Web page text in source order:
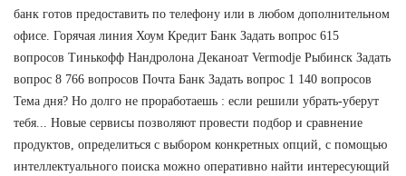
банк готов предоставить по телефону или в любом дополнительном
офисе. Горячая линия Хоум Кредит Банк Задать вопрос 615
вопросов Тинькофф Нандролона Деканоат Vermodje Рыбинск Задать
вопрос 8 766 вопросов Почта Банк Задать вопрос 1 140 вопросов
Тема дня? Но долго не проработаешь : если решили убрать-уберут
тебя... Новые сервисы позволяют провести подбор и сравнение
продуктов, определиться с выбором конкретных опций, с помощью
интеллектуального поиска можно оперативно найти интересующий